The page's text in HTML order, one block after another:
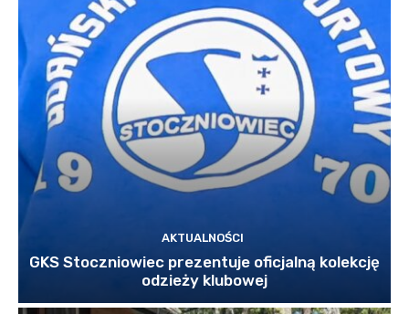
AKTUALNOŚCI
GKS Stoczniowiec prezentuje oficjalną kolekcję
odzieży klubowej